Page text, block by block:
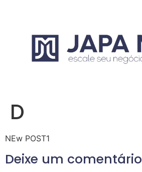
D
NEw POST1
Deixe um comentário